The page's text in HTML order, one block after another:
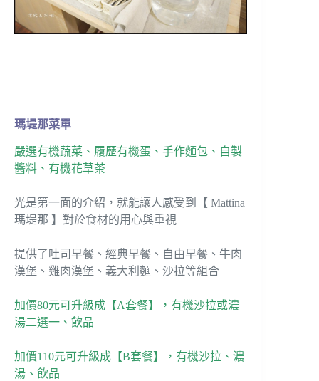
瑪堤那菜單
嚴選有機蔬菜、履歷有機蛋、手作麵包、自製
醬料、有機花草茶
光是第一面的介紹，就能讓人感受到【 Mattina
瑪堤那 】對於食材的用心與重視
提供了吐司早餐、經典早餐、自由早餐、牛肉
漢堡、雞肉漢堡、義大利麵、沙拉等組合
加價80元可升級成【A套餐】，有機沙拉或濃
湯二選一、飲品
加價110元可升級成【B套餐】，有機沙拉、濃
湯、飲品